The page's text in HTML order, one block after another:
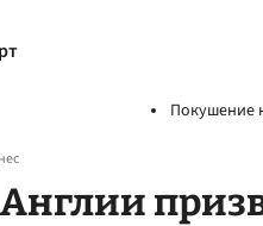
Покушение